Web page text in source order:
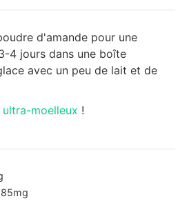
d'amande pour une
4 jours dans une boîte
avec un peu de lait et de
moelleux !
85mg